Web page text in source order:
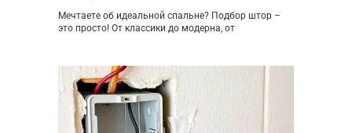
Мечтаете об идеальной спальне? Подбор штор –
это просто! От классики до модерна, от